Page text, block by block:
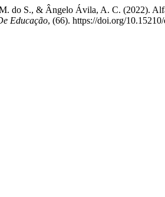
do S., & Ângelo Ávila, A. C. (2022).
Educação, (66). https://doi.org/